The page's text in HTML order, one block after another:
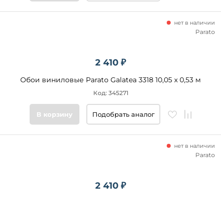
2 410 ₽
Обои виниловые Parato Galatea 3318 10,05 x 0,53 м
нет в наличии
Код: 345271
Parato
В корзину Подобрать аналог
2 410 ₽
нет в наличии
Parato